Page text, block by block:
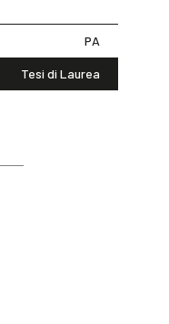
PA
Tesi di Laurea